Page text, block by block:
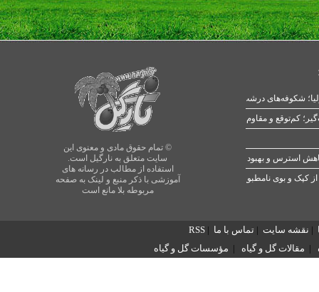
© تمام حقوق مادی و معنوی این
سایت متعلق به نارگیل است.
استفاده از مطالب در رسانه های
آموزشی با ذکر منبع و لینک به صفحه
مربوطه بلا مانع است
شکوفه‌های درشت در بهار
کپک و بوی نامطبوع
| نقشه سایت | تماس با ما |
RSS
| مقالات گل و گیاه | مؤسسات گل و گیاه